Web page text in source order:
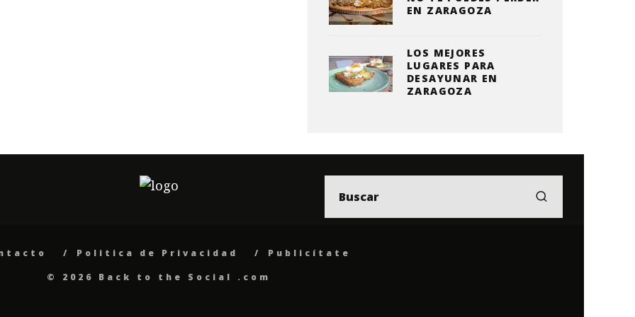
EN ZARAGOZA
LOS MEJORES
LUGARES PARA
DESAYUNAR EN
ZARAGOZA
Politica de Privacidad
Publicítate
© 2026 Back to the Social .com